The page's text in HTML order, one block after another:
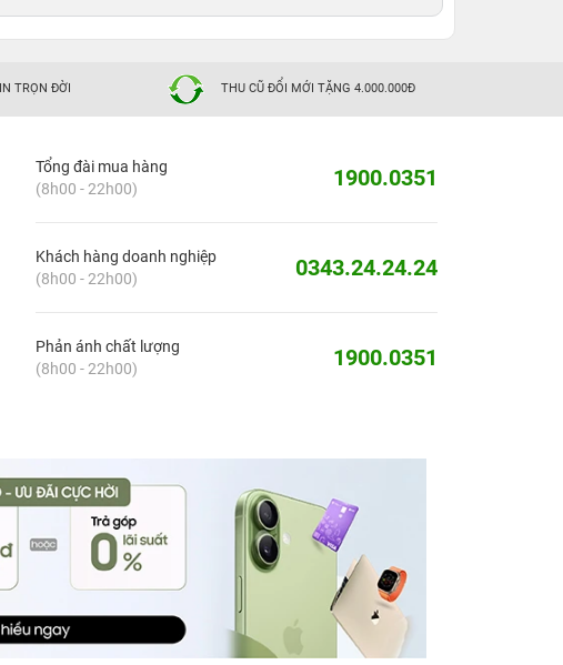
TRỌN ĐỜI THU CŨ ĐỔI MỚI TẶNG 4.000.000Đ
Tổng đài mua hàng
(8h00 - 22h00)
1900.0351
Khách hàng doanh nghiệp
(8h00 - 22h00)
0343.24.24.24
Phản ánh chất lượng
(8h00 - 22h00)
1900.0351